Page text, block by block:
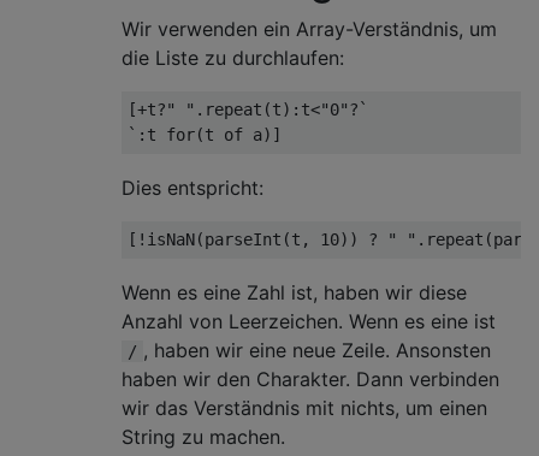
Wir verwenden ein Array-Verständnis, um
die Liste zu durchlaufen:
[+t?" ".repeat(t):t<"0"?`
Dies entspricht:
Wenn es eine Zahl ist, haben wir diese
Anzahl von Leerzeichen. Wenn es eine ist
/ , haben wir eine neue Zeile. Ansonsten
haben wir den Charakter. Dann verbinden
wir das Verständnis mit nichts, um einen
String zu machen.